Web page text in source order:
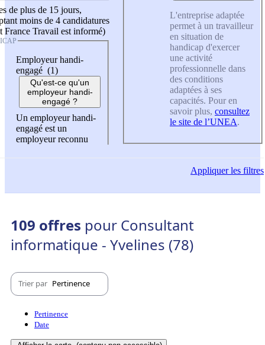
de plus de 15 jours,
moins de 4 candidatures
France Travail est informé)
Employeur handi-
engagé (1)
Qu'est-ce qu'un
employeur handi-
engagé ?
Un employeur handi-
engagé est un
employeur reconnu
L'entreprise adaptée
permet à un travailleur
en situation de
handicap d'exercer
une activité
professionnelle dans
des conditions
adaptées à ses
capacités. Pour en
savoir plus, consultez
le site de l’UNEA.
Appliquerles filtres
109 offres pour Consultant
informatique - Yvelines (78)
Trier par Pertinence
Pertinence
Date